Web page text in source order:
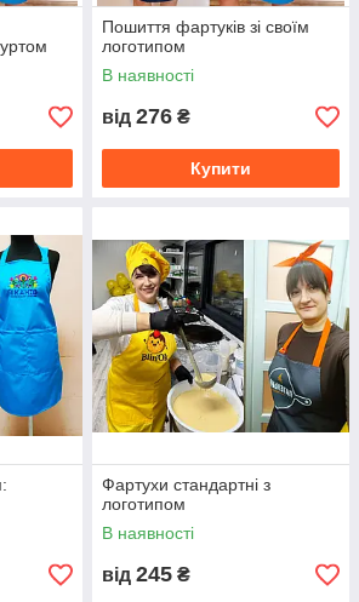
Пошиття фартуків зі своїм
логотипом
В наявності
від 276 ₴
Купити
Фартухи стандартні з
логотипом
В наявності
від 245 ₴